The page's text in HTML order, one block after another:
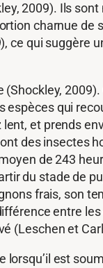
2009). Ils
charnue de
ce qui suggère
espèces qui
et prends
des insectes
de 243
du stade de
frais, son
entre
(Leschen et
est